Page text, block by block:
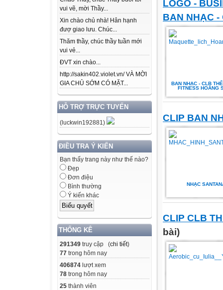
vui vẽ, mời Thầy...
Xin chào chủ nhà! Hân hạnh
đượ giao lưu. Chúc...
Thăm thầy, chúc thầy tuần mới
vui vẻ...
ĐVT xin chào...
http://sakin402.violet.vn/ VÀ MỜI
GIA CHỦ SỚM CÓ MẶT...
HỖ TRỢ TRỰC TUYẾN
(luckwin192881)
ĐIỀU TRA Ý KIẾN
Bạn thấy trang này như thế nào?
Đẹp
Đơn điệu
Bình thường
Ý kiến khác
THỐNG KÊ
291349 truy cập (chi tiết)
77 trong hôm nay
406874 lượt xem
78 trong hôm nay
25 thành viên
LOGO -
BAN NHẠC
BAN NHẠC - CLB
FITNESS HOÀNG
CLIP BAN
NHẠC
CLIP CLB
bài)